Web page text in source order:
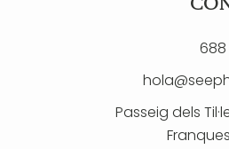
Passeig dels